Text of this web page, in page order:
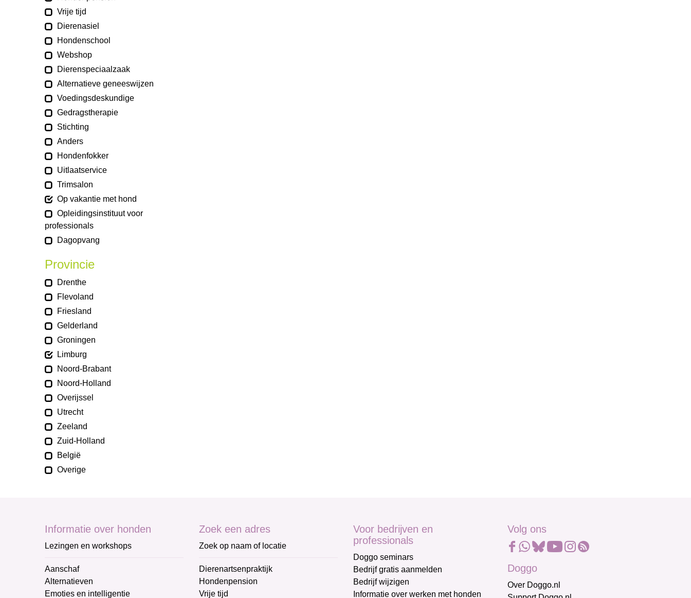
Vrije tijd
Dierenasiel
Hondenschool
Webshop
Dierenspeciaalzaak
Alternatieve geneeswijzen
Voedingsdeskundige
Gedragstherapie
Stichting
Anders
Hondenfokker
Uitlaatservice
Trimsalon
Op vakantie met hond
Opleidingsinstituut voor
professionals
Dagopvang
Provincie
Drenthe
Flevoland
Friesland
Gelderland
Groningen
Limburg
Noord-Brabant
Noord-Holland
Overijssel
Utrecht
Zeeland
Zuid-Holland
België
Overige
Informatie over honden
Lezingen en workshops
Aanschaf
Alternatieven
Emoties en intelligentie
Zoek een adres
Zoek op naam of locatie
Dierenartsenpraktijk
Hondenpension
Vrije tijd
Voor bedrijven en
professionals
Doggo seminars
Bedrijf gratis aanmelden
Bedrijf wijzigen
Informatie over werken met honden
Volg ons
Doggo
Over Doggo.nl